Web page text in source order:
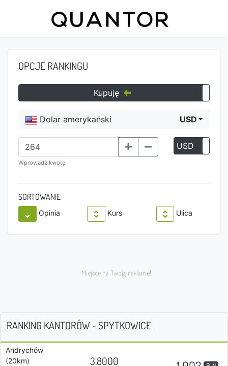
OPCJE RANKINGU
Kupuję
Dolar amerykański USD
Wprowadź kwotę
USD
SORTOWANIE
Opinia Kurs Ulica
RANKING KANTORÓW - SPYTKOWICE
Andrychów
(20km)
3.8000